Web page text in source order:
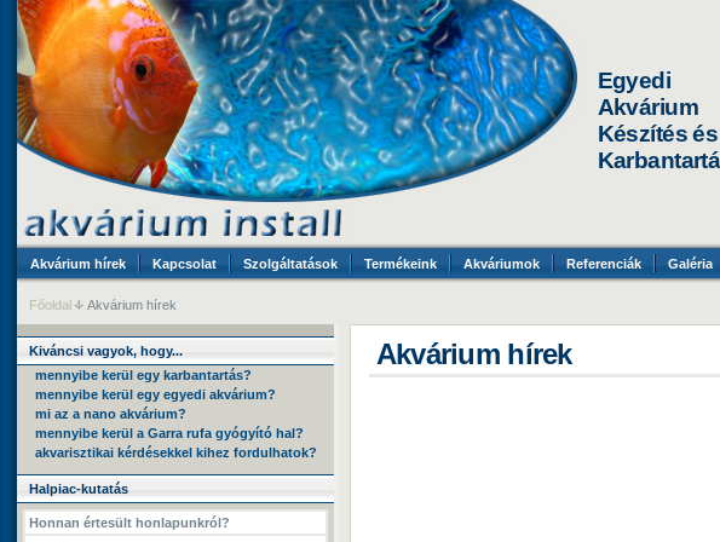
Egyedi
Akvárium
Készítés és
Akvárium hírek Kapcsolat Szolgáltatások Termékeink Akváriumok Referenciák Galéria
Főoldal Akvárium hírek
Kiváncsi vagyok, hogy...
mennyibe kerül egy karbantartás?
mennyibe kerül egy egyedi akvárium?
mi az a nano akvárium?
mennyibe kerül a Garra rufa gyógyító hal?
akvarisztikai kérdésekkel kihez fordulhatok?
Halpiac-kutatás
Honnan értesült honlapunkról?
Akvárium hírek